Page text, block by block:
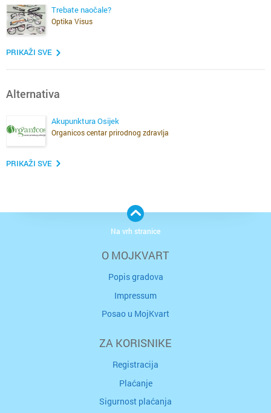
Trebate naočale?
Optika Visus
PRIKAŽI SVE
Alternativa
Akupunktura Osijek
Organicos centar prirodnog zdravlja
PRIKAŽI SVE
O MOJKVART
Popis gradova
Impressum
Posao u MojKvart
ZA KORISNIKE
Registracija
Plaćanje
Sigurnost plaćanja
Na vrh stranice